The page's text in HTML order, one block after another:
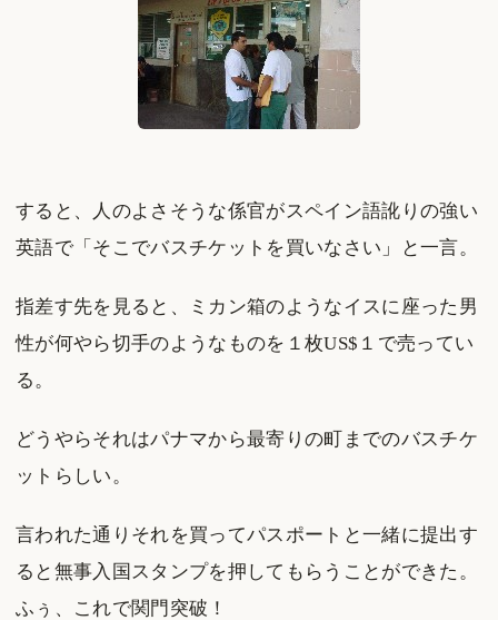
すると、人のよさそうな係官がスペイン語訛りの強い
英語で「そこでバスチケットを買いなさい」と一言。
指差す先を見ると、ミカン箱のようなイスに座った男
性が何やら切手のようなものを１枚US$１で売ってい
る。
どうやらそれはパナマから最寄りの町までのバスチケ
ットらしい。
言われた通りそれを買ってパスポートと一緒に提出す
ると無事入国スタンプを押してもらうことができた。
ふぅ、これで関門突破！